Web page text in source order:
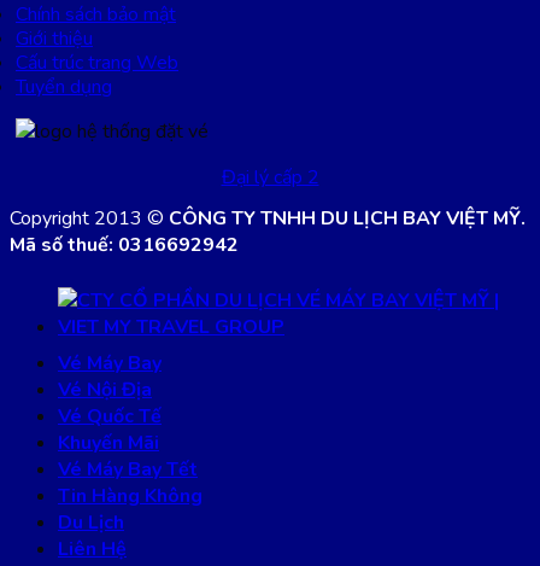
Chính sách bảo mật
Giới thiệu
Cấu trúc trang Web
Tuyển dụng
Đại lý cấp 2
Copyright 2013 © CÔNG TY TNHH DU LỊCH BAY VIỆT MỸ.
Mã số thuế: 0316692942
Vé Máy Bay
Vé Nội Địa
Vé Quốc Tế
Khuyến Mãi
Vé Máy Bay Tết
Tin Hàng Không
Du Lịch
Liên Hệ